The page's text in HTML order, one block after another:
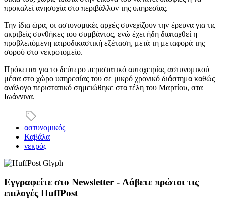
προκαλεί ανησυχία στο περιβάλλον της υπηρεσίας.
Την ίδια ώρα, οι αστυνομικές αρχές συνεχίζουν την έρευνα για τις
ακριβείς συνθήκες του συμβάντος, ενώ έχει ήδη διαταχθεί η
προβλεπόμενη ιατροδικαστική εξέταση, μετά τη μεταφορά της
σορού στο νεκροτομείο.
Πρόκειται για το δεύτερο περιστατικό αυτοχειρίας αστυνομικού
μέσα στο χώρο υπηρεσίας του σε μικρό χρονικό διάστημα καθώς
ανάλογο περιστατικό σημειώθηκε στα τέλη του Μαρτίου, στα
Ιωάννινα.
αστυνομικός
Καβάλα
νεκρός
Εγγραφείτε στο Newsletter - Λάβετε πρώτοι τις
επιλογές HuffPost